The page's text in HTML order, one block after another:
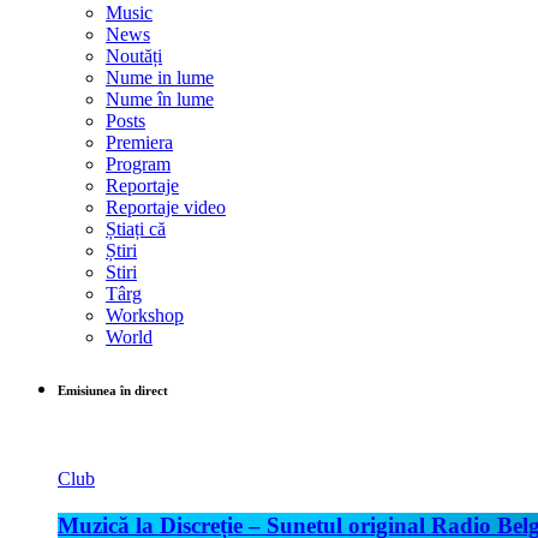
Music
News
Noutăți
Nume in lume
Nume în lume
Posts
Premiera
Program
Reportaje
Reportaje video
Știați că
Știri
Stiri
Târg
Workshop
World
Emisiunea în direct
Club
Muzică la Discreție – Sunetul original Radio